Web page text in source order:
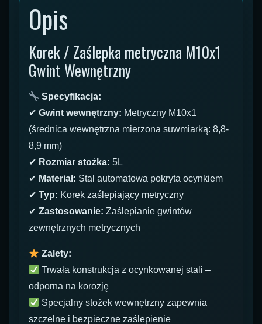
Opis
Korek / Zaślepka metryczna M10x1
Gwint Wewnętrzny
Specyfikacja:
✔ Gwint wewnętrzny: Metryczny M10x1
(średnica wewnętrzna mierzona suwmiarką: 8,8-
8,9 mm)
✔ Rozmiar stożka: 5L
✔ Materiał: Stal automatowa pokryta ocynkiem
✔ Typ: Korek zaślepiający metryczny
✔ Zastosowanie: Zaślepianie gwintów
zewnętrznych metrycznych
Zalety:
Trwała konstrukcja z ocynkowanej stali –
odporna na korozję
Specjalny stożek wewnętrzny zapewnia
szczelne i bezpieczne zaślepienie